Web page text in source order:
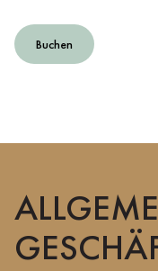
Buchen